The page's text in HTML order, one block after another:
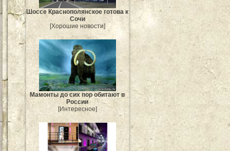
Шоссе Краснополянское готова к
Сочи
[Хорошие новости]
Мамонты до сих пор обитают в
России
[Интересное]